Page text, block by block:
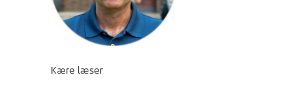
Kære læser